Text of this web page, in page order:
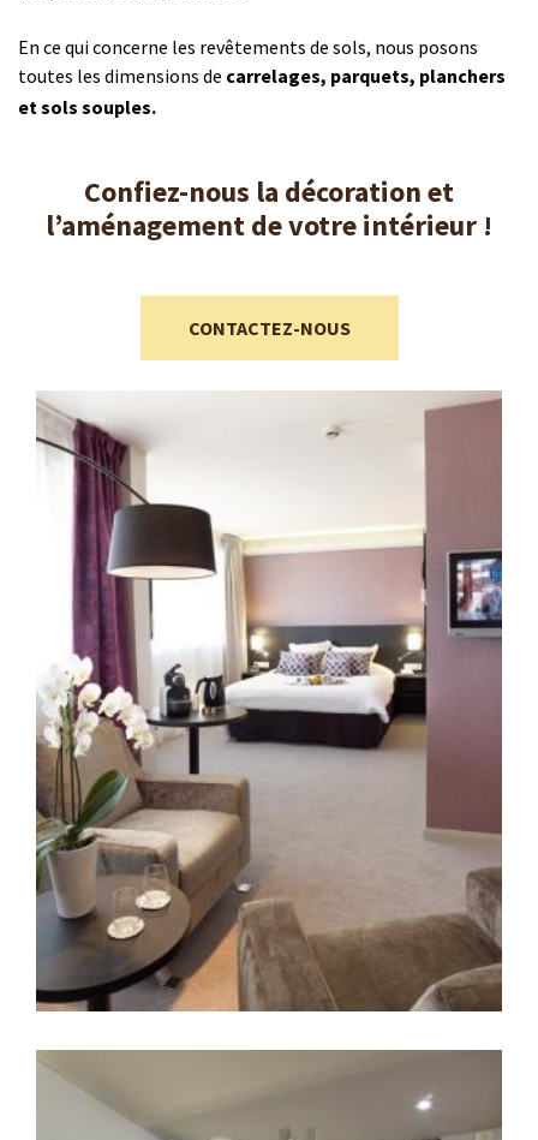
En ce qui concerne les revêtements de sols, nous posons
toutes les dimensions de carrelages, parquets, planchers
et sols souples.
Confiez-nous la décoration et
l’aménagement de votre intérieur !
CONTACTEZ-NOUS